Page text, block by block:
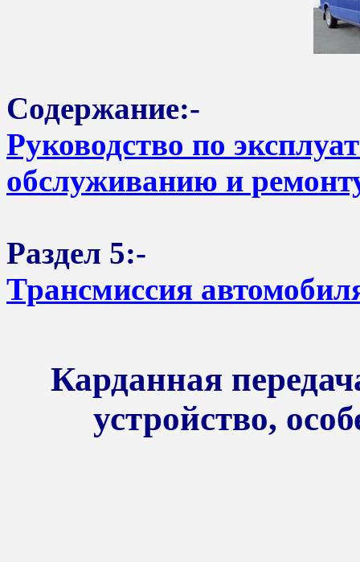
Содержание:-
Руководство по
обслуживанию и
Раздел 5:-
Трансмиссия
Карданная
устройство,